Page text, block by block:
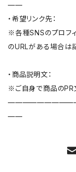
——
・希望リンク先：
※各種SNSのプロフ
のURLがある場合は
・商品説明文：
※ご自身で商品のPR
——